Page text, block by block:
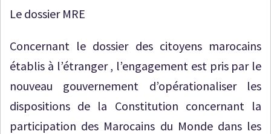
Le dossier MRE
Concernant le dossier des citoyens marocains
établis à l’étranger , l’engagement est pris par le
nouveau gouvernement d’opérationaliser les
dispositions de la Constitution concernant la
participation des Marocains du Monde dans les